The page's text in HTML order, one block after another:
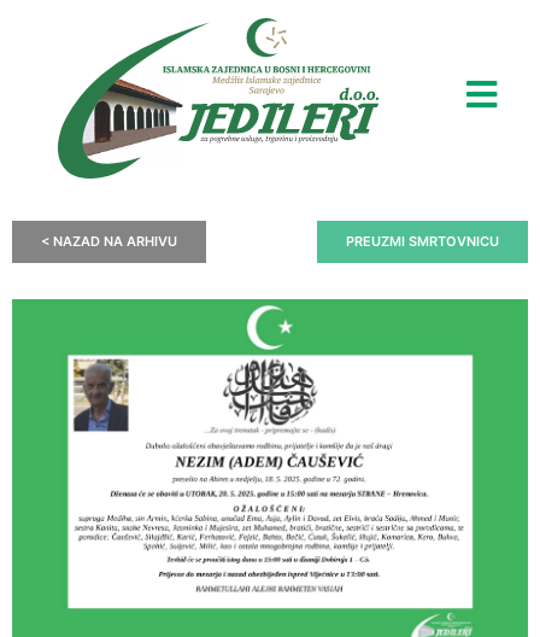
< NAZAD NA ARHIVU PREUZMI SMRTOVNICU